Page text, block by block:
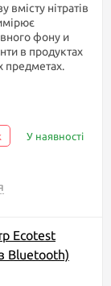
нітратів
фону и
в продуктах
предметах.
У наявності
Ecotest
Bluetooth)